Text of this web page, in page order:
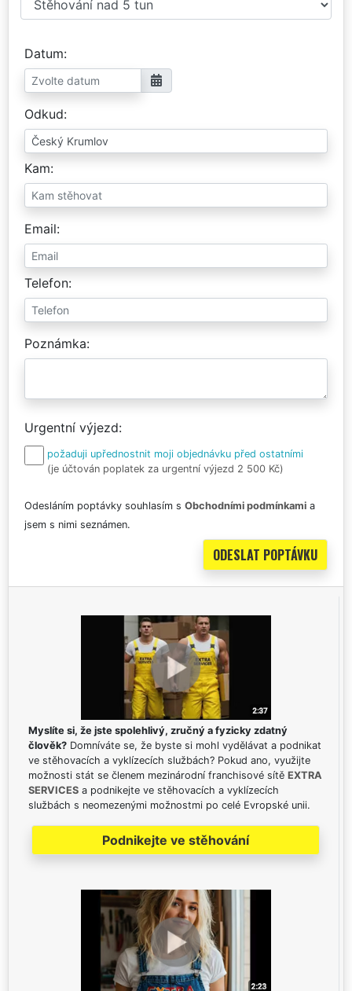
Datum
Odkud
Kam
Email
Telefon
Poznámka
Urgentní výjezd
požaduji upřednostnit moji objednávku před ostatními
(je účtován poplatek za urgentní výjezd 2 500 Kč)
Odesláním poptávky souhlasím s Obchodními podmínkami a
jsem s nimi seznámen.
Myslíte si, že jste spolehlivý, zručný a fyzicky zdatný
člověk? Domníváte se, že byste si mohl vydělávat a podnikat
ve stěhovacích a vyklízecích službách? Pokud ano, využijte
možnosti stát se členem mezinárodní franchisové sítě EXTRA
SERVICES a podnikejte ve stěhovacích a vyklízecích
službách s neomezenými možnostmi po celé Evropské unii.
Podnikejte ve stěhování